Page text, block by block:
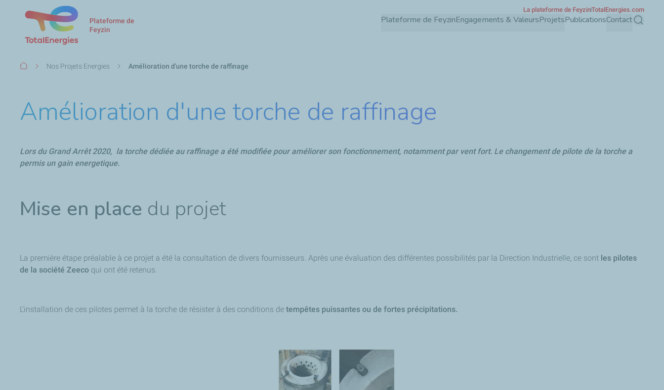
Plateforme de
Feyzin
Plateforme de FeyzinEngagements & ValeursProjetsPublicationsContact
La plateforme de FeyzinTotalEnergies.com
Fil
Nos Projets Energies Amélioration d'une torche de raffinage
Amélioration d'une torche de raffinage
Lors du Grand Arrêt 2020, la torche dédiée au raffinage a été modifiée pour améliorer son fonctionnement, notamment par vent fort. Le changement de pilote de la torche a
permis un gain energetique.
Mise en place du projet
La première étape préalable à ce projet a été la consultation de divers fournisseurs. Après une évaluation des différentes possibilités par la Direction Industrielle, ce sont les pilotes
de la société Zeeco qui ont été retenus.
L’installation de ces pilotes permet à la torche de résister à des conditions de tempêtes puissantes ou de fortes précipitations.